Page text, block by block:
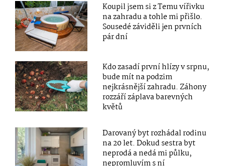
Koupil jsem si z Temu vířivku
na zahradu a tohle mi přišlo.
Sousedé záviděli jen prvních
pár dní
Kdo zasadí první hlízy v srpnu,
bude mít na podzim
nejkrásnější zahradu. Záhony
rozzáří záplava barevných
květů
Darovaný byt rozhádal rodinu
na 20 let. Dokud sestra byt
neprodá a nedá mi půlku,
nepromluvím s ní